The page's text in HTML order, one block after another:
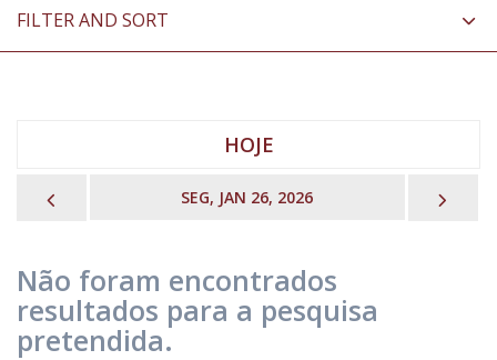
FILTER AND SORT
HOJE
SEG, JAN 26, 2026
Não foram encontrados
resultados para a pesquisa
pretendida.